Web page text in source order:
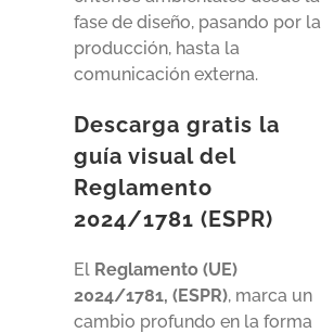
fase de diseño, pasando por la
producción, hasta la
comunicación externa.
Descarga gratis la
guía visual del
Reglamento
2024/1781 (ESPR)
El Reglamento (UE)
2024/1781, (ESPR), marca un
cambio profundo en la forma